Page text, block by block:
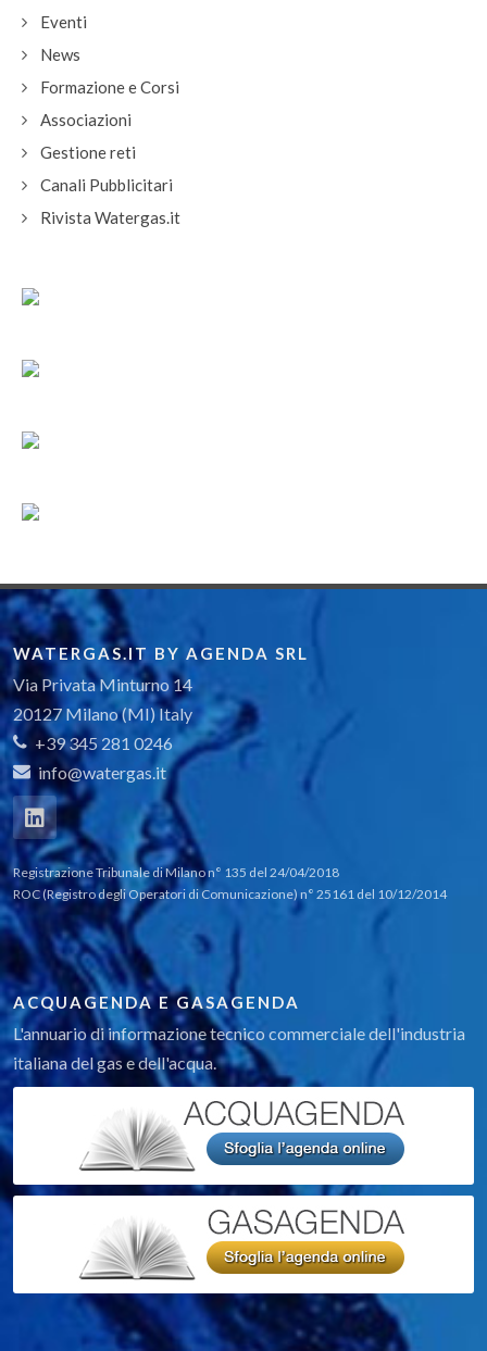
Eventi
News
Formazione e Corsi
Associazioni
Gestione reti
Canali Pubblicitari
Rivista Watergas.it
WATERGAS.IT BY AGENDA SRL
Via Privata Minturno 14
20127 Milano (MI) Italy
+39 345 281 0246
info@watergas.it
Registrazione Tribunale di Milano n° 135 del 24/04/2018
ROC (Registro degli Operatori di Comunicazione) n° 25161 del 10/12/2014
ACQUAGENDA E GASAGENDA
L'annuario di informazione tecnico commerciale dell'industria
italiana del gas e dell'acqua.